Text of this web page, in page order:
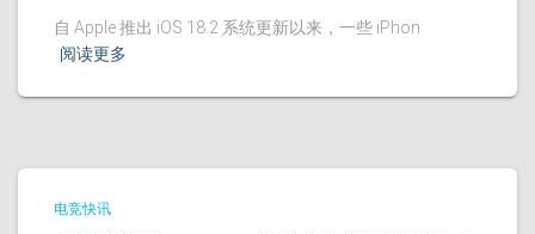
自 Apple 推出 iOS 18.2 系统更新以来，一些 iPhon
阅读更多
电竞快讯